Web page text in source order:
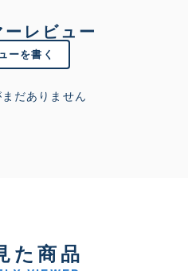
ーレビュー
ーを書く
だありません
た商品